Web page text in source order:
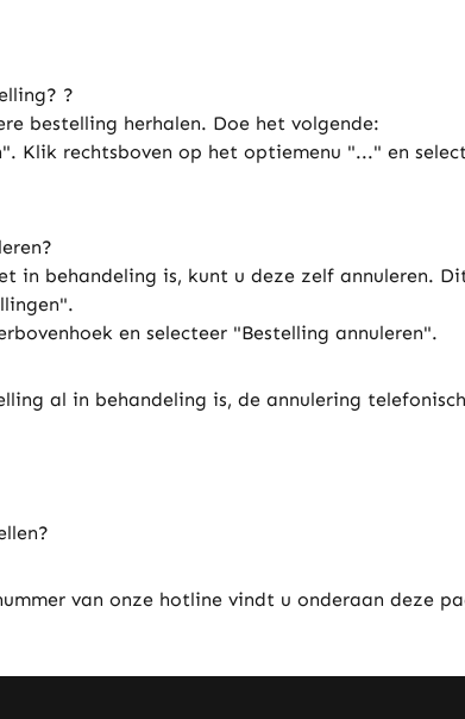
?
bestelling herhalen. Doe het volgende:
Klik rechtsboven op het optiemenu "..." en
in behandeling is, kunt u deze zelf annuleren.
en selecteer "Bestelling annuleren".
al in behandeling is, de annulering
van onze hotline vindt u onderaan deze